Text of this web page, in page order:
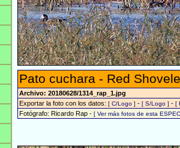
Pato cuchara - Red
Archivo: 20180628/1314_rap_1.jpg
Exportar la foto con los datos: [ C/Logo ] - [ S/Logo ] - [
Fotógrafo: Ricardo Rap - [ Ver más fotos de esta